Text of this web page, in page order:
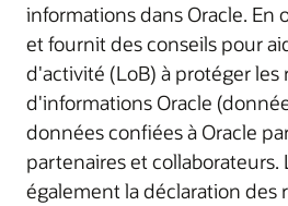
informations dans Oracle. En
et fournit des conseils pour
d'activité (LoB) à protéger les
d'informations Oracle
données confiées à Oracle
partenaires et collaborateurs.
également la déclaration des